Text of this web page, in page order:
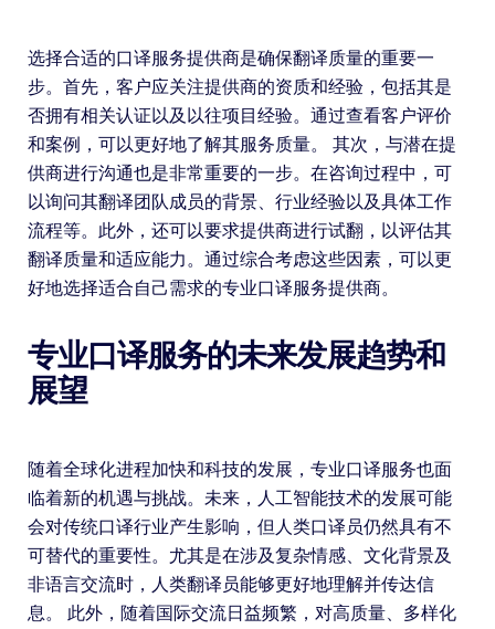
选择合适的口译服务提供商是确保翻译质量的重要一
步。首先，客户应关注提供商的资质和经验，包括其是
否拥有相关认证以及以往项目经验。通过查看客户评价
和案例，可以更好地了解其服务质量。 其次，与潜在提
供商进行沟通也是非常重要的一步。在咨询过程中，可
以询问其翻译团队成员的背景、行业经验以及具体工作
流程等。此外，还可以要求提供商进行试翻，以评估其
翻译质量和适应能力。通过综合考虑这些因素，可以更
好地选择适合自己需求的专业口译服务提供商。
专业口译服务的未来发展趋势和
展望
随着全球化进程加快和科技的发展，专业口译服务也面
临着新的机遇与挑战。未来，人工智能技术的发展可能
会对传统口译行业产生影响，但人类口译员仍然具有不
可替代的重要性。尤其是在涉及复杂情感、文化背景及
非语言交流时，人类翻译员能够更好地理解并传达信
息。 此外，随着国际交流日益频繁，对高质量、多样化